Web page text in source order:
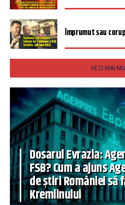
Împrumut sau
VEZI MAI
Dosarul Evrazia:
FSB? Cum a ajuns
de știri României să
Kremlinului